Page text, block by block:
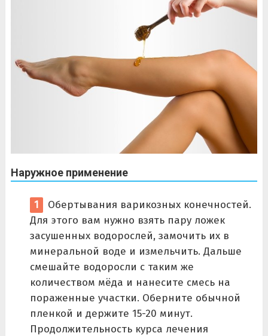
Наружное применение
Обертывания варикозных конечностей.
Для этого вам нужно взять пару ложек
засушенных водорослей, замочить их в
минеральной воде и измельчить. Дальше
смешайте водоросли с таким же
количеством мёда и нанесите смесь на
пораженные участки. Оберните обычной
пленкой и держите 15-20 минут.
Продолжительность курса лечения